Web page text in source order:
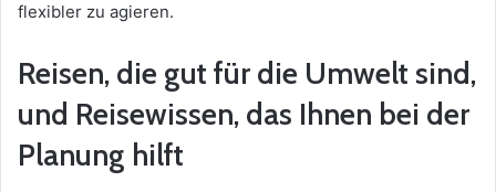
flexibler zu agieren.
Reisen, die gut für die Umwelt sind,
und Reisewissen, das Ihnen bei der
Planung hilft